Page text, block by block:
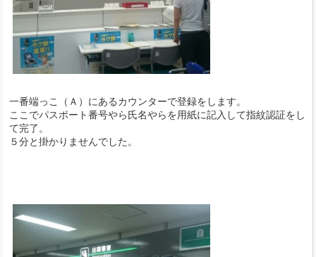
一番端っこ（Ａ）にあるカウンターで登録をします。
ここでパスポート番号やら氏名やらを用紙に記入して指紋認証をし
て完了。
５分と掛かりませんでした。